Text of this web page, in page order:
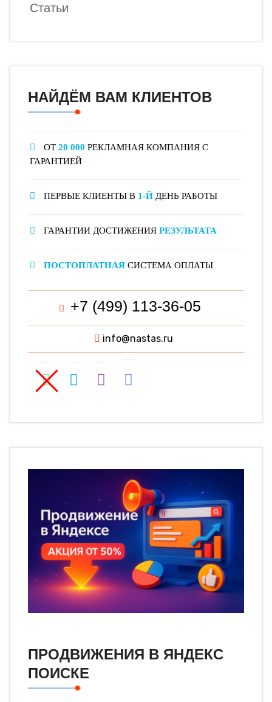
Статьи
НАЙДЁМ ВАМ КЛИЕНТОВ
ОТ 20 000 РЕКЛАМНАЯ КОМПАНИЯ С
ГАРАНТИЕЙ
ПЕРВЫЕ КЛИЕНТЫ В 1-Й ДЕНЬ РАБОТЫ
ГАРАНТИИ ДОСТИЖЕНИЯ РЕЗУЛЬТАТА
ПОСТОПЛАТНАЯ СИСТЕМА ОПЛАТЫ
+7 (499) 113-36-05
info@nastas.ru
ПРОДВИЖЕНИЯ В ЯНДЕКС
ПОИСКЕ